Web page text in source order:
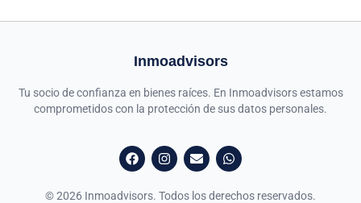
Inmoadvisors
Tu socio de confianza en bienes raíces. En Inmoadvisors estamos
comprometidos con la protección de sus datos personales.
© 2026 Inmoadvisors. Todos los derechos reservados.